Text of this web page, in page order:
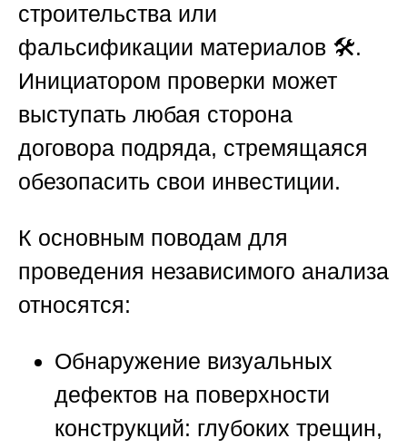
строительства или
фальсификации материалов 🛠️.
Инициатором проверки может
выступать любая сторона
договора подряда, стремящаяся
обезопасить свои инвестиции.
К основным поводам для
проведения независимого анализа
относятся:
Обнаружение визуальных
дефектов на поверхности
конструкций: глубоких трещин,